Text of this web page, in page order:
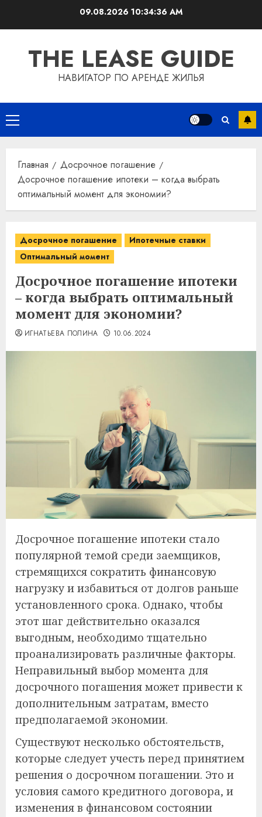
09.08.202610:34:37 AM
THE LEASE GUIDE
НАВИГАТОР ПО АРЕНДЕ ЖИЛЬЯ
Основное
меню
Главная
Досрочное погашение
Досрочное погашение ипотеки – когда выбрать
оптимальный момент для экономии?
Досрочное погашение
Ипотечные ставки
Оптимальный момент
Досрочное погашение ипотеки
– когда выбрать оптимальный
момент для экономии?
ИГНАТЬЕВА ПОЛИНА 10.06.2024
Досрочное погашение ипотеки стало
популярной темой среди заемщиков,
стремящихся сократить финансовую
нагрузку и избавиться от долгов раньше
установленного срока. Однако, чтобы
этот шаг действительно оказался
выгодным, необходимо тщательно
проанализировать различные факторы.
Неправильный выбор момента для
досрочного погашения может привести к
дополнительным затратам, вместо
предполагаемой экономии.
Существуют несколько обстоятельств,
которые следует учесть перед принятием
решения о досрочном погашении. Это и
условия самого кредитного договора, и
изменения в финансовом состоянии